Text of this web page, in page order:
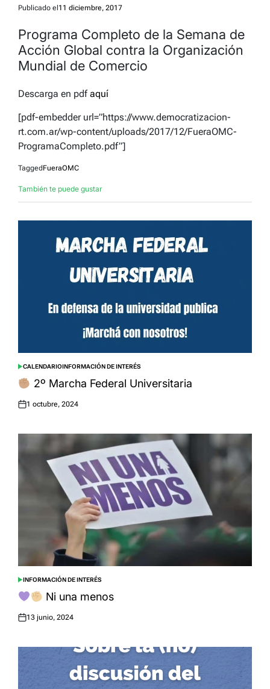
Publicado el 11 diciembre, 2017
Programa Completo de la Semana de
Acción Global contra la Organización
Mundial de Comercio
Descarga en pdfaquí
[pdf-embedder url=”https://www.democratizacion-
rt.com.ar/wp-content/uploads/2017/12/FueraOMC-
ProgramaCompleto.pdf”]
Tagged FueraOMC
También te puede gustar
POSTED
IN
CALENDARIOINFORMACIÓN DE INTERÉS
2º Marcha Federal Universitaria
Posted
1 octubre, 2024
POSTED
IN
INFORMACIÓN DE INTERÉS
Ni una menos
Posted
13 junio, 2024